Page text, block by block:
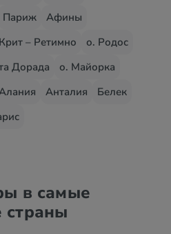
Париж
Афины
– Ретимно
о. Родос
Дорада
о. Майорка
Анталия
Белек
в самые
страны